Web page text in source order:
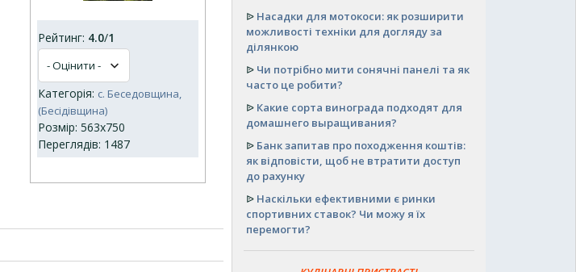
Рейтинг: 4.0/1
Категорія: с. Беседовщина,
(Бесідівщина)
Розмір: 563x750
Переглядів: 1487
ᐉ Насадки для мотокоси: як розширити
можливості техніки для догляду за
ділянкою
ᐉ Чи потрібно мити сонячні панелі та як
часто це робити?
ᐉ Какие сорта винограда подходят для
домашнего выращивания?
ᐉ Банк запитав про походження коштів:
як відповісти, щоб не втратити доступ
до рахунку
ᐉ Наскільки ефективними є ринки
спортивних ставок? Чи можу я їх
перемогти?